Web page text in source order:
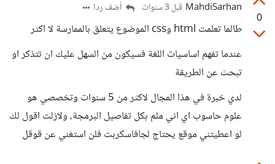
0
MahdiSarhan قبل 3 سنوات أضف ردا
طالما تعلمت html وcss الموضوع يتعلق بالممارسة لا اكثر
عندما تفهم اساسيات اللغة فسيكون من السهل عليك ان تتذكر او
تبحث عن الطريقة
لدي خبرة في هذا المجال لاكثر من 5 سنوات وتخصصي هو
علوم حاسوب اي اني ملم بكل تفاصيل البرمجة، ولازلت اقول لك
لو اعطيتني موقع يحتاج لجافاسكربت فلن استغني عن قوقل